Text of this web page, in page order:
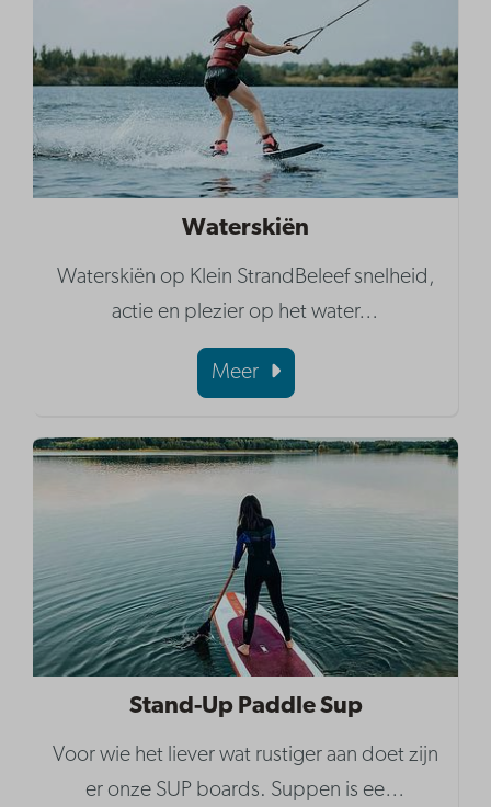
Waterskiën
Waterskiën op Klein StrandBeleef snelheid,
actie en plezier op het water…
Meer
Stand-Up Paddle Sup
Voor wie het liever wat rustiger aan doet zijn
er onze SUP boards. Suppen is ee…